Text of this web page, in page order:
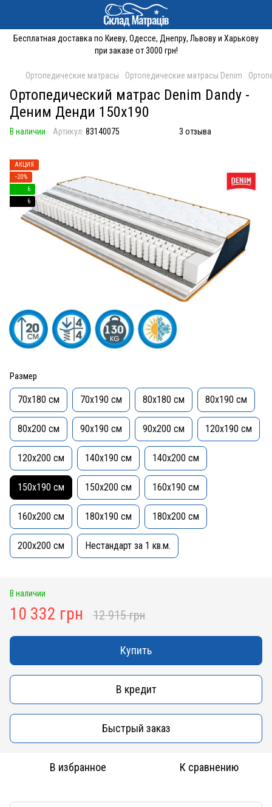
Бесплатная доставка по Киеву, Одессе, Днепру, Львову и Харькову
при заказе от 3000 грн!
Ортопедические матрасы Ортопедические матрасы Denim
Ортопедический матрас Denim Dandy -
Деним Денди 150x190
В наличии Артикул: 83140075 3 отзыва
АКЦИЯ
−20%
6
6
Размер
70x180 см 70x190 см 80х180 см 80x190 см
80x200 см 90x190 см 90x200 см 120x190 см
120x200 см 140x190 см 140x200 см
150x190 см 150x200 см 160x190 см
160x200 см 180x190 см 180x200 см
200x200 см Нестандарт за 1 кв.м.
В наличии
10 332 грн 12 915 грн
Купить
В кредит
Быстрый заказ
В избранное К сравнению